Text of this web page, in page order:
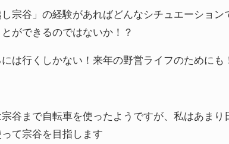
し宗谷」の経験があればどんなシチュエーショ
ができるのではないか！？
は行くしかない！来年の野営ライフのためにも
谷まで自転車を使ったようですが、私はあまり
て宗谷を目指します